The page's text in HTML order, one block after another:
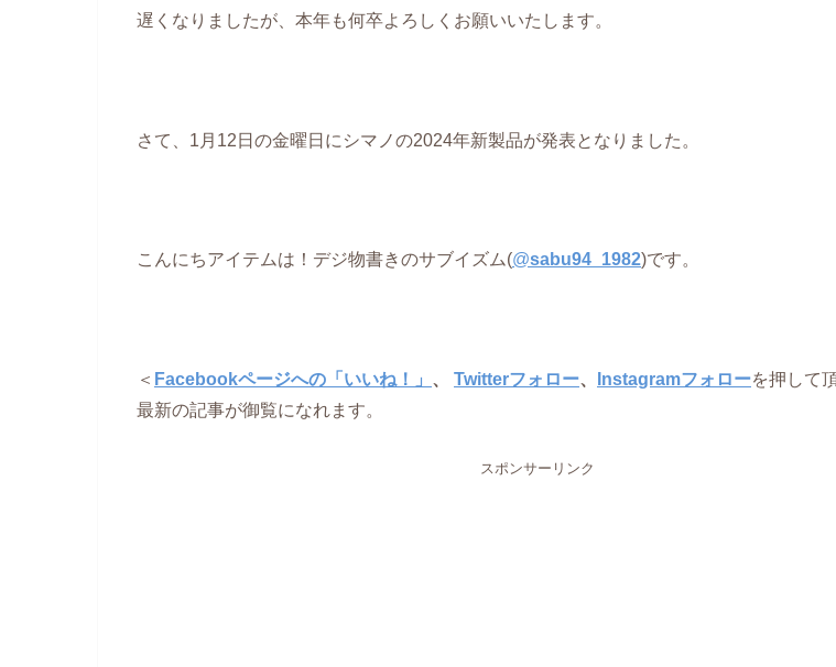
遅くなりましたが、本年も何卒よろしくお願いいたします。
さて、1月12日の金曜日にシマノの2024年新製品が発表となりました。
こんにちアイテムは！デジ物書きのサブイズム(@sabu94_1982)です。
＜ Facebookページへの「いいね！」 、 Twitterフォロー、 Instagramフォローを押して
最新の記事が御覧になれます。
スポンサーリンク